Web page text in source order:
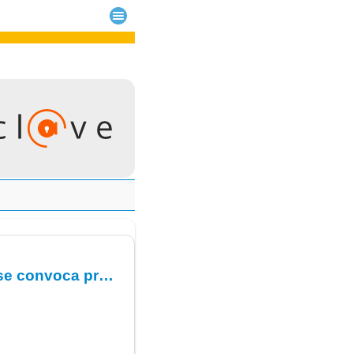
Resolución de la D.G.del C.H.U. Insular-Materno Infantil, por lo que se convoca proceso selectivo para la constitución urgente de las Listas de Empleo Supletoria/s.- Terapeuta Ocupacional.